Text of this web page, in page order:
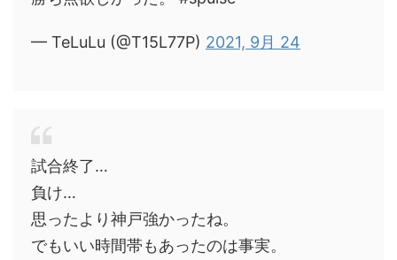
— TeLuLu (@T15L77P) 2021, 9月 24
試合終了…
負け…
思ったより神戸強かったね。
でもいい時間帯もあったのは事実。